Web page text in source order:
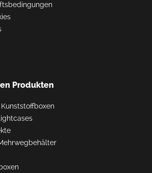
Produkten
Kunststoffboxen